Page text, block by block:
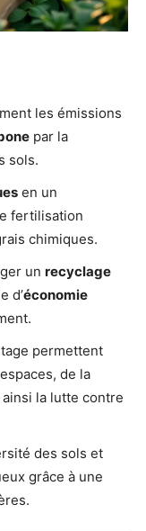
les émissions
par la
sols.
en un
fertilisation
chimiques.
un recyclage
d’économie
permettent
de la
la lutte contre
des sols et
grâce à une